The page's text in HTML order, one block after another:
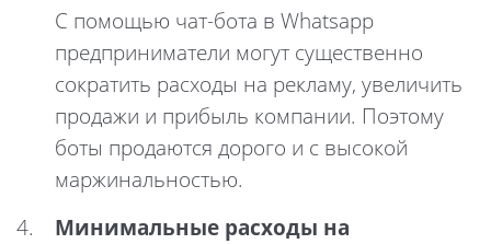
С помощью чат-бота в Whatsapp
предприниматели могут существенно
сократить расходы на рекламу, увеличить
продажи и прибыль компании. Поэтому
боты продаются дорого и с высокой
маржинальностью.
Минимальные расходы на